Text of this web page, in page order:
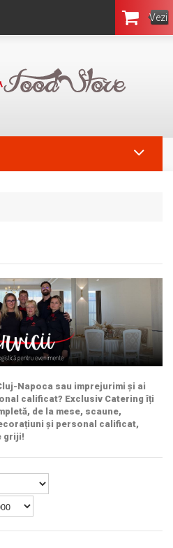
Vezi
Coşul
Napoca sau imprejurimi și ai
calificat? Exclusiv Catering îți
de la mese, scaune,
și personal calificat,
griji!